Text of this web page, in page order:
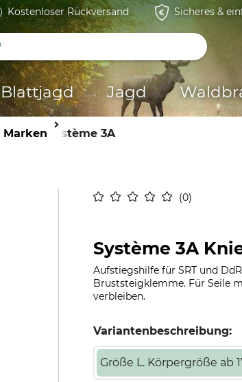
Kostenloser Rückversand Sicheres &
Blattjagd Jagd
Marken Système 3A
0
Système 3A
Aufstiegshilfe für SRT und
Bruststeigklemme. Für Seile
verbleiben.
Variantenbeschreibung:
Größe L. Körpergröße ab